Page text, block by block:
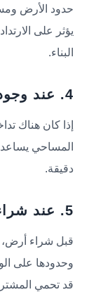
حدود الأرض
يؤثر على
البناء.
4. عند وجود خلاف مع جار
إذا كان هناك
المساحي
دقيقة.
5. عند شراء أرض
قبل شراء أرض،
وحدودها على
قد تحمي